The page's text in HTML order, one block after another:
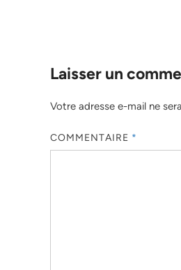
Laisser un
Votre adresse e-mail ne
COMMENTAIRE *